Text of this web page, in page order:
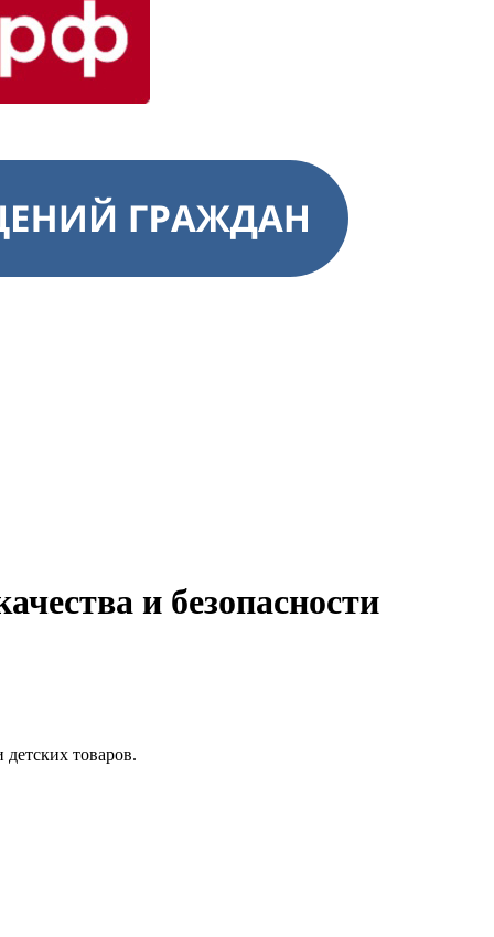
и безопасности
товаров.